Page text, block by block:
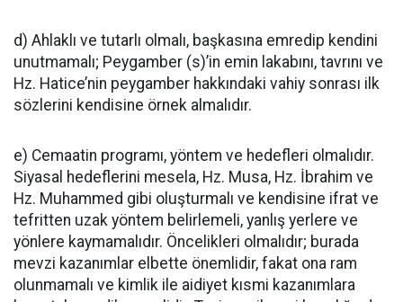
d) Ahlaklı ve tutarlı olmalı, başkasına emredip kendini
unutmamalı; Peygamber (s)’in emin lakabını, tavrını ve
Hz. Hatice’nin peygamber hakkındaki vahiy sonrası ilk
sözlerini kendisine örnek almalıdır.
e) Cemaatin programı, yöntem ve hedefleri olmalıdır.
Siyasal hedeflerini mesela, Hz. Musa, Hz. İbrahim ve
Hz. Muhammed gibi oluşturmalı ve kendisine ifrat ve
tefritten uzak yöntem belirlemeli, yanlış yerlere ve
yönlere kaymamalıdır. Öncelikleri olmalıdır; burada
mevzi kazanımlar elbette önemlidir, fakat ona ram
olunmamalı ve kimlik ile aidiyet kısmi kazanımlara